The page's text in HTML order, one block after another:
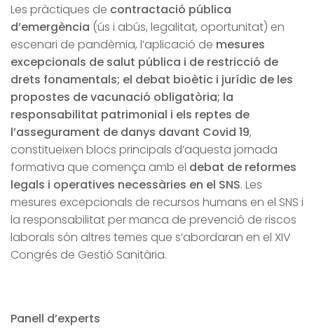
Les pràctiques de contractació pública
d’emergència (ús i abús, legalitat, oportunitat) en
escenari de pandèmia, l’aplicació de mesures
excepcionals de salut pública i de restricció de
drets fonamentals; el debat bioètic i jurídic de les
propostes de vacunació obligatòria; la
responsabilitat patrimonial i els reptes de
l’assegurament de danys davant Covid 19,
constitueixen blocs principals d’aquesta jornada
formativa que comença amb el debat de reformes
legals i operatives necessàries en el SNS. Les
mesures excepcionals de recursos humans en el SNS i
la responsabilitat per manca de prevenció de riscos
laborals són altres temes que s’abordaran en el XIV
Congrés de Gestió Sanitària.
Panell d’experts